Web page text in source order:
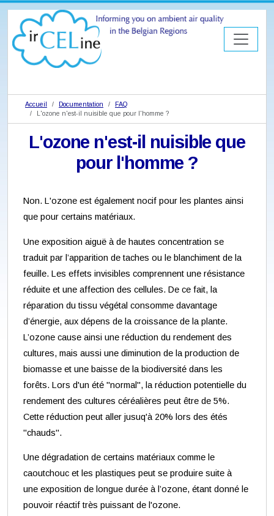
Accueil Documentation
FAQ
L'ozone n'est-il nuisible que pour l'homme ?
L'ozone n'est-il nuisible que
pour l'homme ?
Non. L'ozone est également nocif pour les plantes ainsi
que pour certains matériaux.
Une exposition aiguë à de hautes concentration se
traduit par l’apparition de taches ou le blanchiment de la
feuille. Les effets invisibles comprennent une résistance
réduite et une affection des cellules. De ce fait, la
réparation du tissu végétal consomme davantage
d’énergie, aux dépens de la croissance de la plante.
L’ozone cause ainsi une réduction du rendement des
cultures, mais aussi une diminution de la production de
biomasse et une baisse de la biodiversité dans les
forêts. Lors d'un été "normal", la réduction potentielle du
rendement des cultures céréalières peut être de 5%.
Cette réduction peut aller jusuq'à 20% lors des étés
"chauds".
Une dégradation de certains matériaux comme le
caoutchouc et les plastiques peut se produire suite à
une exposition de longue durée à l’ozone, étant donné le
pouvoir réactif très puissant de l'ozone.